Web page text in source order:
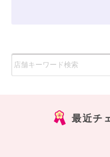
最近チ